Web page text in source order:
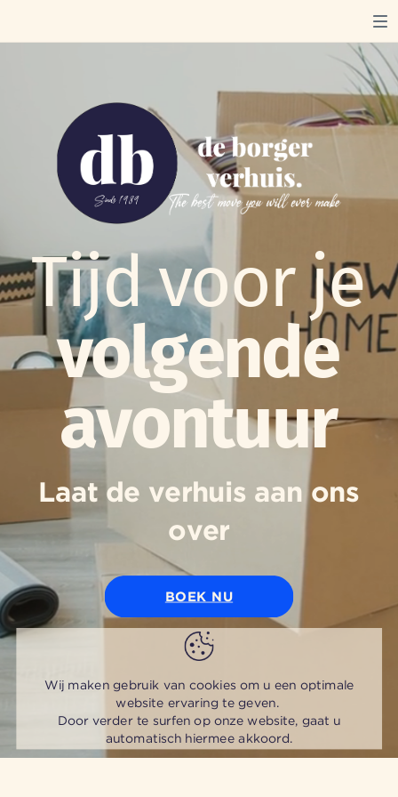
BOEK NU
Tijd voor je
volgende
avontuur
Laat de verhuis aan ons
over
Wij maken gebruik van cookies om u een optimale
website ervaring te geven.
Door verder te surfen op onze website, gaat u
automatisch hiermee akkoord.